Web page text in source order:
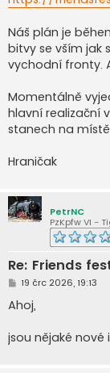
Náš plán je
bitvy se vším jak
vychodní fronty.
Momentálně
hlavní realizační
stanech na
Hraničak
PetrNC
PzKpfw VI -
Re: Friends
P
í
s
ě
v
19 črc 2026, 19:13
Ahoj,
jsou nějaké